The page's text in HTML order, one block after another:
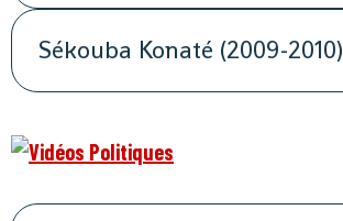
Sékouba Konaté (2009-2010)